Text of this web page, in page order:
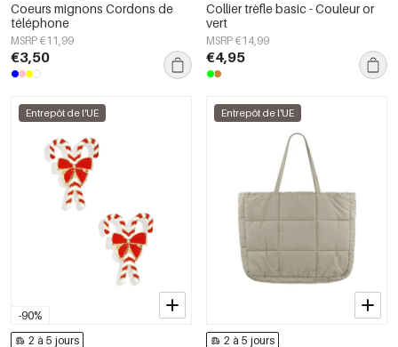
Coeurs mignons Cordons de
téléphone
MSRP €11,99
€3,50
Collier trèfle basic - Couleur or
vert
MSRP €14,99
€4,95
-90%
Entrepôt de l'UE
2 à 5 jours
Entrepôt de l'UE
2 à 5 jours